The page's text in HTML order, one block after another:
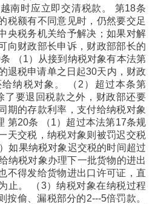
南时应立即交清税款。 第18条
税额有不同意见时，仍然要交足
央税务机关给予解决；如果对解
向财政部长申诉，财政部部长的
（1）从接到纳税对象有本法第
退税申请单之日起30天内，财政
纳税对象。
（2）超过本条第
了要退回税款之外，财政部还要
期的存款利率，支付给纳税对象
第20条 （1）超过本法第17条规
天交税，纳税对象则被罚迟交税
）如果纳税对象迟交税的时间超过
纳税对象办理下一批货物的进出
不得发给货物进出口许可证，直
止。
（3）纳税对象在纳税过程
按偷、漏税部分的2---5倍罚款。